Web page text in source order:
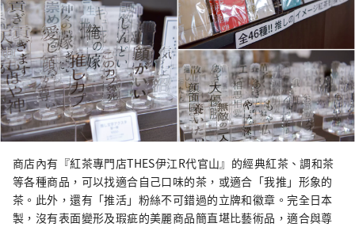
商店內有『紅茶專門店THES伊江R代官山』的經典紅茶、調和茶
等各種商品，可以找適合自己口味的茶，或適合「我推」形象的
茶。此外，還有「推活」粉絲不可錯過的立牌和徽章。完全日本
製，沒有表面變形及瑕疵的美麗商品簡直堪比藝術品，適合與尊